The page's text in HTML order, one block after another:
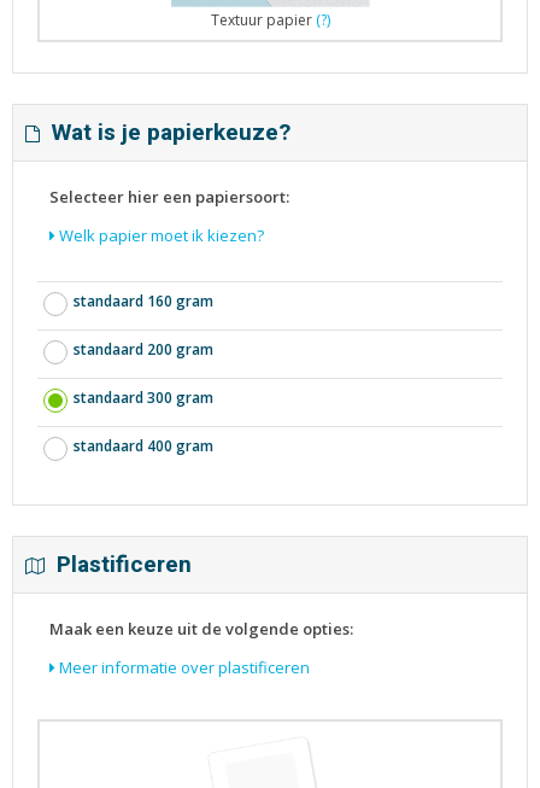
Textuur papier (?)
Wat is je papierkeuze?
Selecteer hier een papiersoort:
Welk papier moet ik kiezen?
standaard 160 gram
standaard 200 gram
standaard 300 gram
standaard 400 gram
Plastificeren
Maak een keuze uit de volgende opties:
Meer informatie over plastificeren